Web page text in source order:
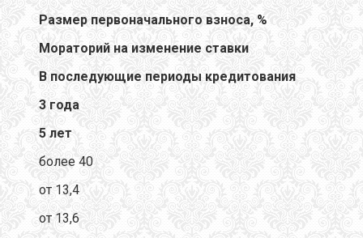
Размер первоначального взноса, %
Мораторий на изменение ставки
В последующие периоды кредитования
3 года
5 лет
более 40
от 13,4
от 13,6